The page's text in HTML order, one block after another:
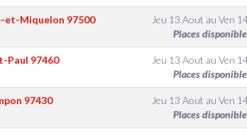
et-Miquelon 97500 Jeu 13 Aout auVen
Places
Paul 97460 Jeu 13 Aout auVen
Places
97430 Jeu 13 Aout auVen
Places